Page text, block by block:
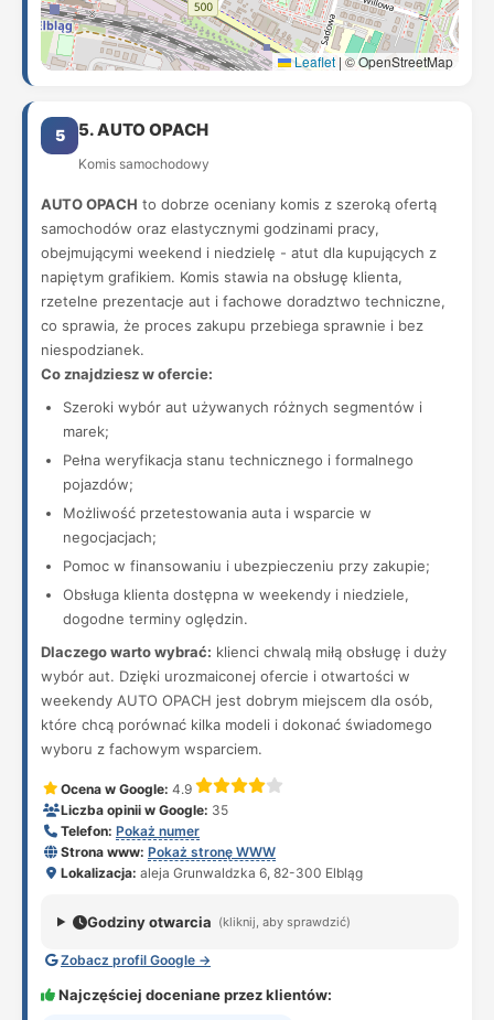
Leaflet |© OpenStreetMap
5 5. AUTO OPACH
Komis samochodowy
AUTO OPACH to dobrze oceniany komis z szeroką ofertą
samochodów oraz elastycznymi godzinami pracy,
obejmującymi weekend i niedzielę - atut dla kupujących z
napiętym grafikiem. Komis stawia na obsługę klienta,
rzetelne prezentacje aut i fachowe doradztwo techniczne,
co sprawia, że proces zakupu przebiega sprawnie i bez
niespodzianek.
Co znajdziesz w ofercie:
Szeroki wybór aut używanych różnych segmentów i
marek;
Pełna weryfikacja stanu technicznego i formalnego
pojazdów;
Możliwość przetestowania auta i wsparcie w
negocjacjach;
Pomoc w finansowaniu i ubezpieczeniu przy zakupie;
Obsługa klienta dostępna w weekendy i niedziele,
dogodne terminy oględzin.
Dlaczego warto wybrać: klienci chwalą miłą obsługę i duży
wybór aut. Dzięki urozmaiconej ofercie i otwartości w
weekendy AUTO OPACH jest dobrym miejscem dla osób,
które chcą porównać kilka modeli i dokonać świadomego
wyboru z fachowym wsparciem.
Ocena w Google: 4.9
Liczba opinii w Google: 35
Telefon: Pokaż numer
Strona www: Pokaż stronę WWW
Lokalizacja: aleja Grunwaldzka 6, 82-300 Elbląg
Godziny otwarcia (kliknij, aby sprawdzić)
Zobacz profil Google →
Najczęściej doceniane przez klientów: